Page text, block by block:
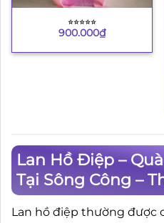
⭐︎⭐︎⭐︎⭐︎⭐︎
900.000₫
Lan Hồ Điệp –
Tại Sông Công –
Lan hồ điệp thường được